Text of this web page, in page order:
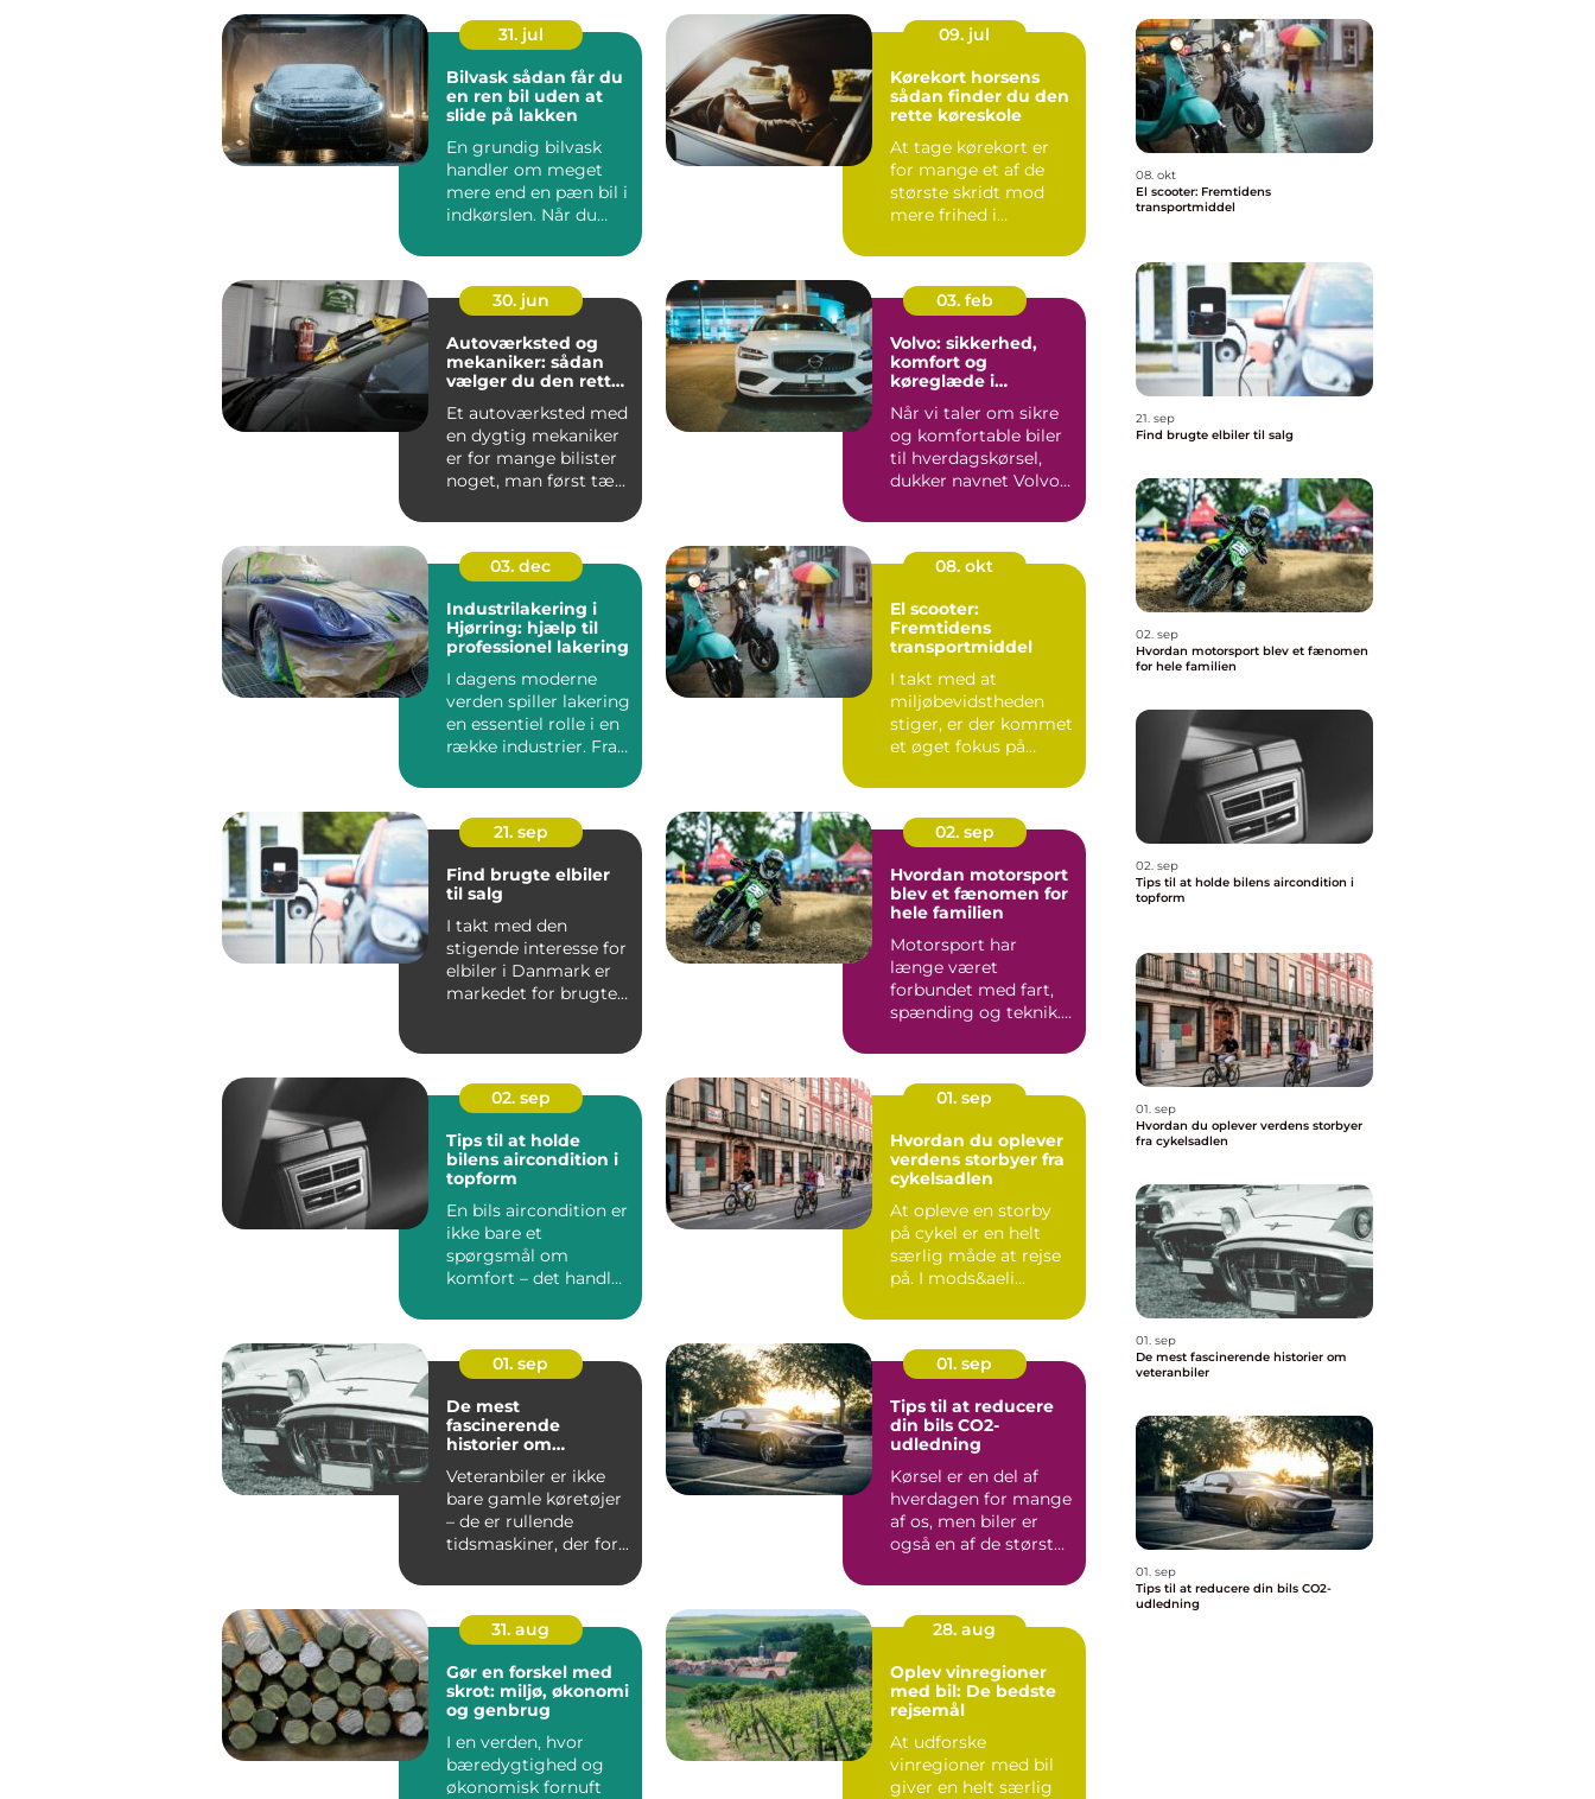
31. jul
Bilvask sådan får du
en ren bil uden at
slide på lakken
En grundig bilvask
handler om meget
mere end en pæn bil i
indkørslen. Når du
fjerner...
09. jul
Kørekort horsens
sådan finder du den
rette køreskole
At tage kørekort er
for mange et af de
største skridt mod
mere frihed i
om du går ...
30. jun
Autoværksted og
mekaniker: sådan
vælger du den rette
Et autoværksted med
en dygtig mekaniker
er for mange bilister
noget, man først tæ...
03. feb
Volvo: sikkerhed,
komfort og
køreglæde i
Når vi taler om sikre
og komfortable biler
til hverdagskørsel,
dukker navnet Volvo
03. dec
Industrilakering i
Hjørring: hjælp til
professionel lakering
I dagens moderne
verden spiller lakering
en essentiel rolle i en
række industrier. Fra
08. okt
El scooter:
Fremtidens
transportmiddel
I takt med at
miljøbevidstheden
stiger, er der kommet
et øget fokus på
21. sep
Find brugte elbiler
til salg
I takt med den
stigende interesse for
elbiler i Danmark er
markedet for brugte
02. sep
Hvordan motorsport
blev et fænomen for
hele familien
Motorsport har
længe været
forbundet med fart,
spænding og teknik.
02. sep
Tips til at holde
bilens aircondition i
topform
En bils aircondition er
ikke bare et
spørgsmål om
komfort – det handler
01. sep
Hvordan du oplever
verdens storbyer fra
cykelsadlen
At opleve en storby
på cykel er en helt
særlig måde at rejse
på. I mods&aeli...
01. sep
De mest
fascinerende
historier om
Veteranbiler er ikke
bare gamle køretøjer
– de er rullende
tidsmaskiner, der for...
01. sep
Tips til at reducere
din bils CO2-
udledning
Kørsel er en del af
hverdagen for mange
af os, men biler er
også en af de størst...
31. aug
Gør en forskel med
skrot: miljø, økonomi
og genbrug
I en verden, hvor
bæredygtighed og
økonomisk fornuft
28. aug
Oplev vinregioner
med bil: De bedste
rejsemål
At udforske
vinregioner med bil
giver en helt særlig
08. okt
El scooter: Fremtidens
transportmiddel
21. sep
Find brugte elbiler til salg
02. sep
Hvordan motorsport blev et fænomen
for hele familien
02. sep
Tips til at holde bilens aircondition i
topform
01. sep
Hvordan du oplever verdens storbyer
fra cykelsadlen
01. sep
De mest fascinerende historier om
veteranbiler
01. sep
Tips til at reducere din bils CO2-
udledning